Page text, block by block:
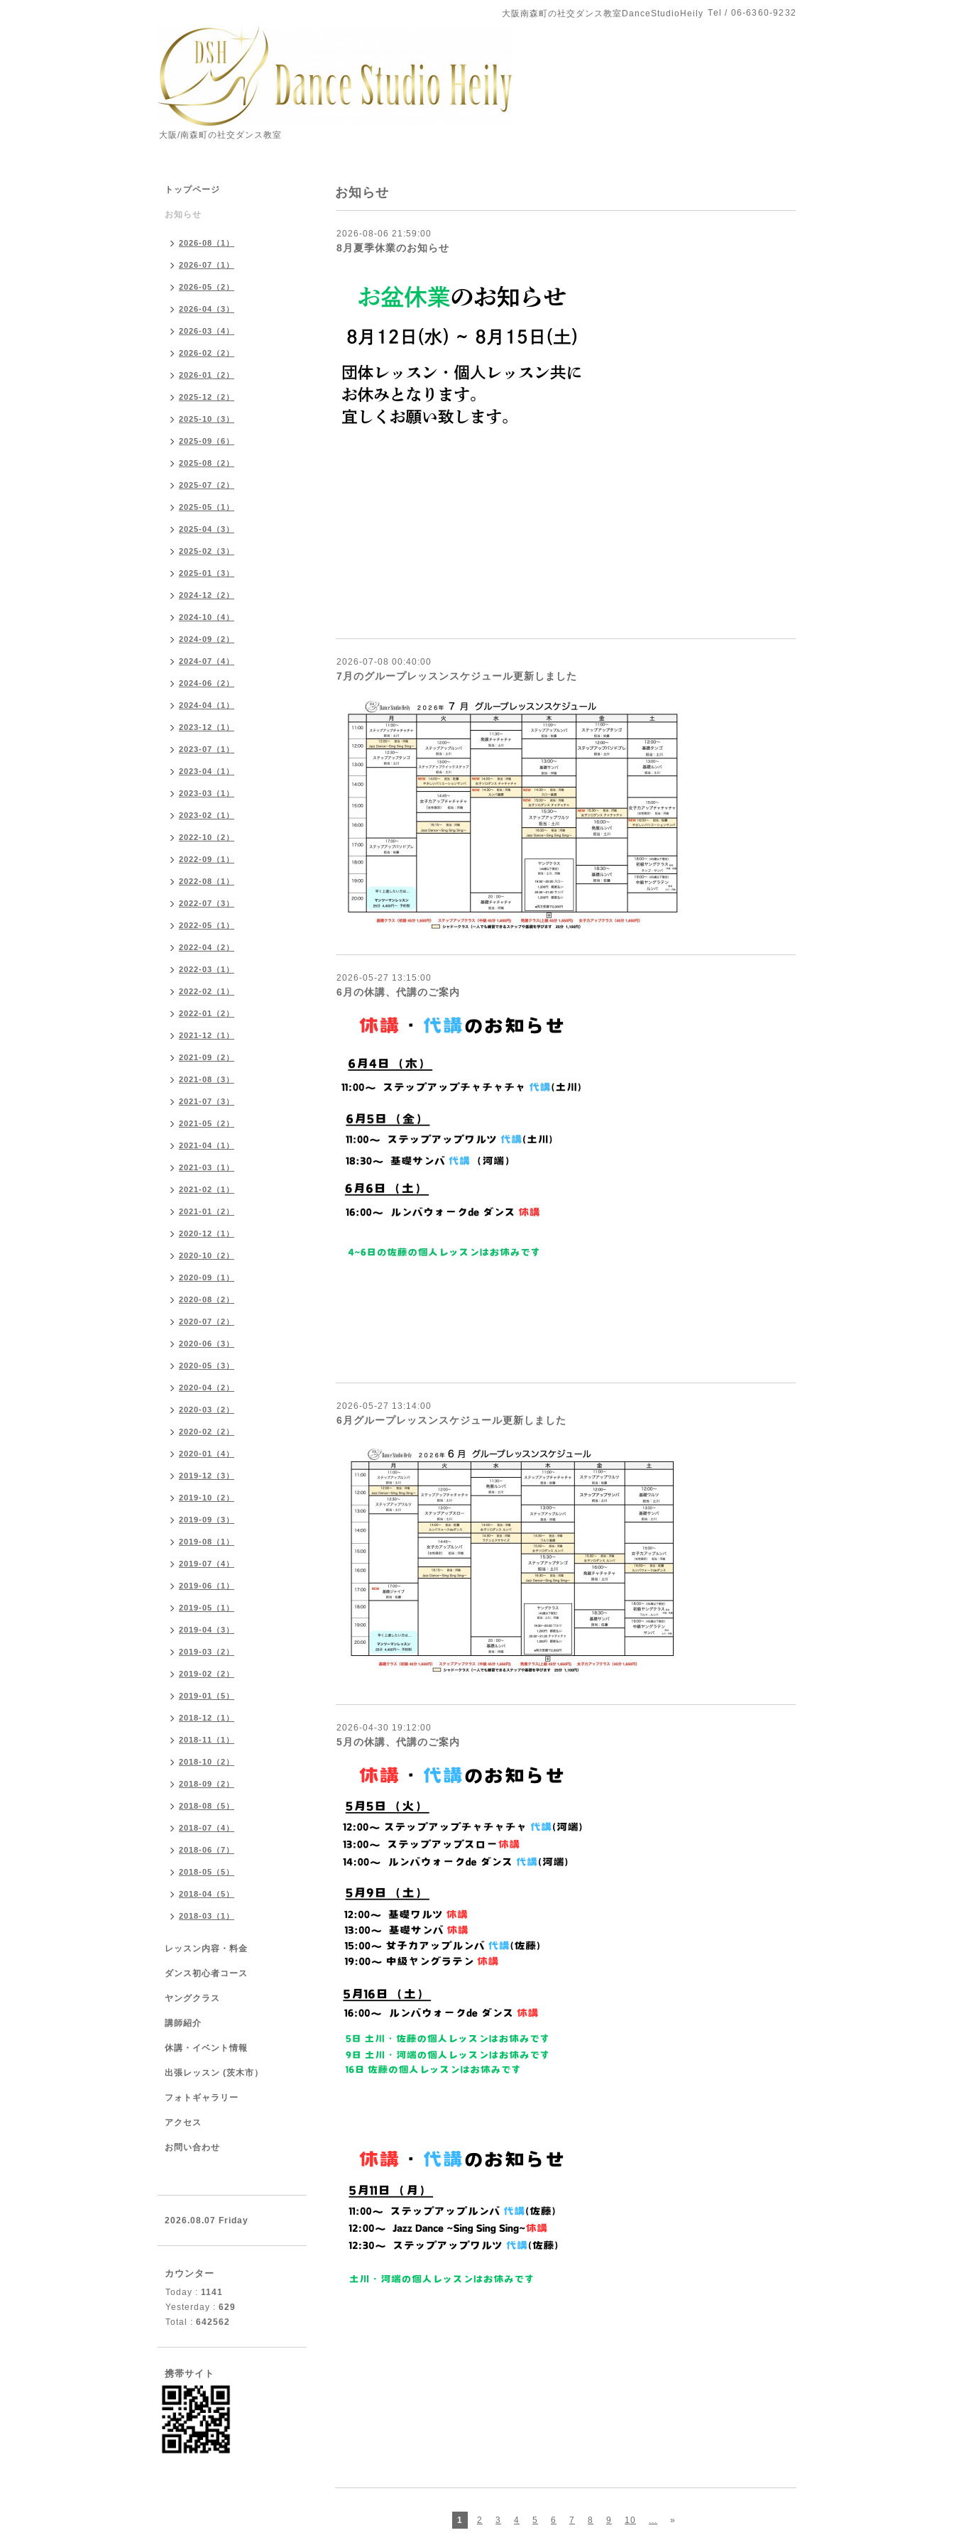
大阪南森町の社交ダンス教室DanceStudioHeily Tel / 06-6360-9232
大阪/南森町の社交ダンス教室
お知らせ
2026-08-06 21:59:00
8月夏季休業のお知らせ
2026-07-08 00:40:00
7月のグループレッスンスケジュール更新しました
2026-05-27 13:15:00
6月の休講、代講のご案内
2026-05-27 13:14:00
6月グループレッスンスケジュール更新しました
2026-04-30 19:12:00
5月の休講、代講のご案内
1 2 3 4 5 6 7 8 9 10 ... »
トップページ
お知らせ
2026-08（1）
2026-07（1）
2026-05（2）
2026-04（3）
2026-03（4）
2026-02（2）
2026-01（2）
2025-12（2）
2025-10（3）
2025-09（6）
2025-08（2）
2025-07（2）
2025-05（1）
2025-04（3）
2025-02（3）
2025-01（3）
2024-12（2）
2024-10（4）
2024-09（2）
2024-07（4）
2024-06（2）
2024-04（1）
2023-12（1）
2023-07（1）
2023-04（1）
2023-03（1）
2023-02（1）
2022-10（2）
2022-09（1）
2022-08（1）
2022-07（3）
2022-05（1）
2022-04（2）
2022-03（1）
2022-02（1）
2022-01（2）
2021-12（1）
2021-09（2）
2021-08（3）
2021-07（3）
2021-05（2）
2021-04（1）
2021-03（1）
2021-02（1）
2021-01（2）
2020-12（1）
2020-10（2）
2020-09（1）
2020-08（2）
2020-07（2）
2020-06（3）
2020-05（3）
2020-04（2）
2020-03（2）
2020-02（2）
2020-01（4）
2019-12（3）
2019-10（2）
2019-09（3）
2019-08（1）
2019-07（4）
2019-06（1）
2019-05（1）
2019-04（3）
2019-03（2）
2019-02（2）
2019-01（5）
2018-12（1）
2018-11（1）
2018-10（2）
2018-09（2）
2018-08（5）
2018-07（4）
2018-06（7）
2018-05（5）
2018-04（5）
2018-03（1）
レッスン内容・料金
ダンス初心者コース
ヤングクラス
講師紹介
休講・イベント情報
出張レッスン (茨木市）
フォトギャラリー
アクセス
お問い合わせ
2026.08.07 Friday
カウンター
Today : 1141
Yesterday : 629
Total : 642562
携帯サイト